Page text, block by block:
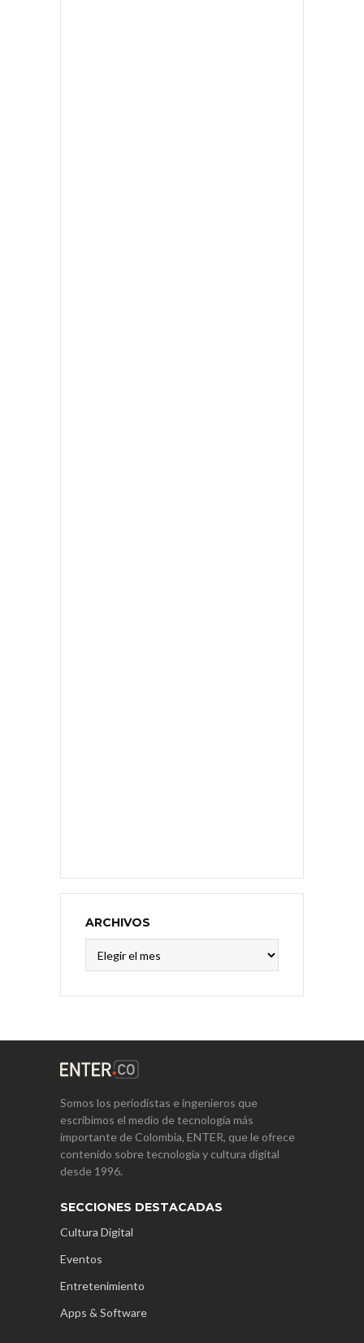
ARCHIVOS
Somos los periodistas e ingenieros que
escribimos el medio de tecnología más
importante de Colombia, ENTER, que le ofrece
contenido sobre tecnología y cultura digital
desde 1996.
SECCIONES DESTACADAS
Cultura Digital
Eventos
Entretenimiento
Apps & Software